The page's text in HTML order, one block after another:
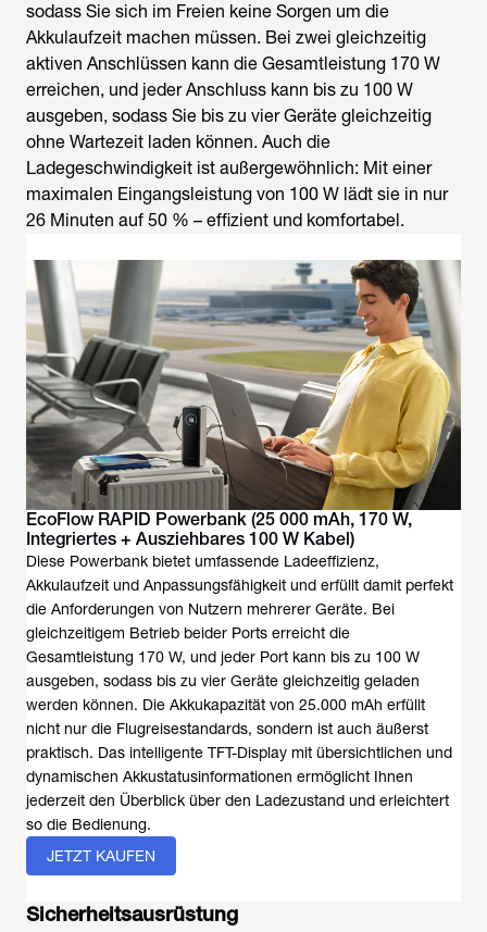
sodass Sie sich im Freien keine Sorgen um die
Akkulaufzeit machen müssen. Bei zwei gleichzeitig
aktiven Anschlüssen kann die Gesamtleistung 170 W
erreichen, und jeder Anschluss kann bis zu 100 W
ausgeben, sodass Sie bis zu vier Geräte gleichzeitig
ohne Wartezeit laden können. Auch die
Ladegeschwindigkeit ist außergewöhnlich: Mit einer
maximalen Eingangsleistung von 100 W lädt sie in nur
26 Minuten auf 50 % – effizient und komfortabel.
EcoFlow RAPID Powerbank (25 000 mAh, 170 W,
Integriertes + Ausziehbares 100 W Kabel)
Diese Powerbank bietet umfassende Ladeeffizienz,
Akkulaufzeit und Anpassungsfähigkeit und erfüllt damit perfekt
die Anforderungen von Nutzern mehrerer Geräte. Bei
gleichzeitigem Betrieb beider Ports erreicht die
Gesamtleistung 170 W, und jeder Port kann bis zu 100 W
ausgeben, sodass bis zu vier Geräte gleichzeitig geladen
werden können. Die Akkukapazität von 25.000 mAh erfüllt
nicht nur die Flugreisestandards, sondern ist auch äußerst
praktisch. Das intelligente TFT-Display mit übersichtlichen und
dynamischen Akkustatusinformationen ermöglicht Ihnen
jederzeit den Überblick über den Ladezustand und erleichtert
so die Bedienung.
JETZT KAUFEN
Sicherheitsausrüstung